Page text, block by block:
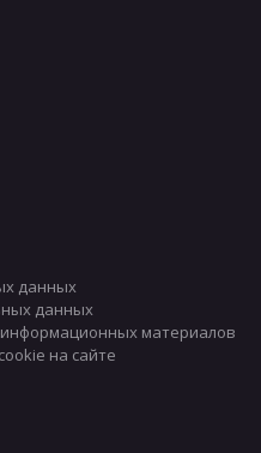
данных
данных
материалов
на сайте